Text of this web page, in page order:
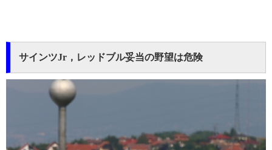
サインツJr，レッドブル妥当の野望は危険